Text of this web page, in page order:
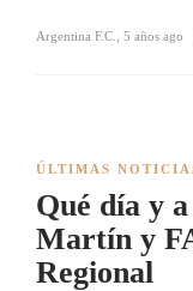
Argentina F.C. 5 años ago
ÚLTIMAS
Qué día y
Martín y
Regional